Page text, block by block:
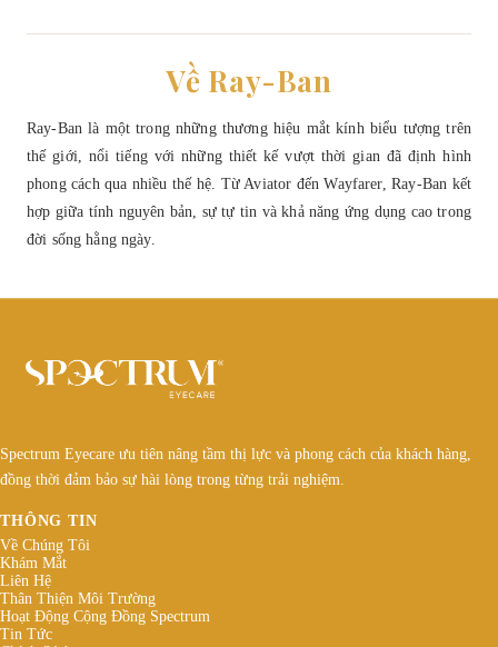
Về Ray-Ban
Ray-Ban là một trong những thương hiệu mắt kính biểu tượng trên
thế giới, nổi tiếng với những thiết kế vượt thời gian đã định hình
phong cách qua nhiều thế hệ. Từ Aviator đến Wayfarer, Ray-Ban kết
hợp giữa tính nguyên bản, sự tự tin và khả năng ứng dụng cao trong
đời sống hằng ngày.
Spectrum Eyecare ưu tiên nâng tầm thị lực và phong cách của khách hàng,
đồng thời đảm bảo sự hài lòng trong từng trải nghiệm.
THÔNG TIN
Về Chúng Tôi
Khám Mắt
Liên Hệ
Thân Thiện Môi Trường
Hoạt Động Cộng Đồng Spectrum
Tin Tức